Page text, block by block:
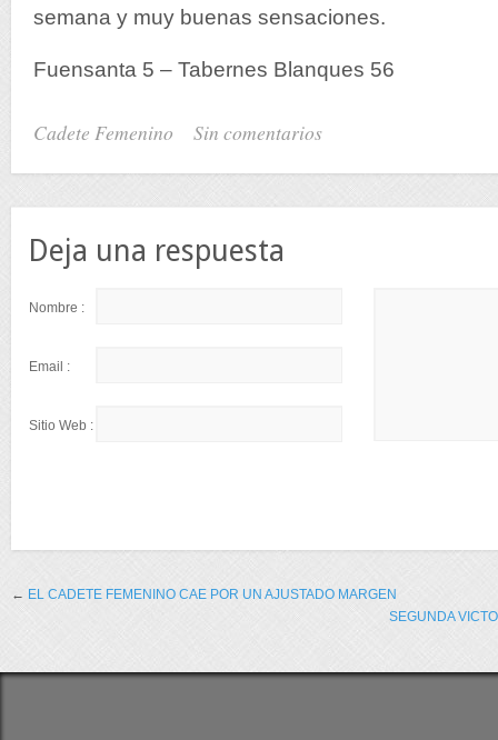
semana y muy buenas sensaciones.
Fuensanta 5 – Tabernes Blanques 56
Cadete Femenino Sin comentarios
Deja una respuesta
Nombre :
Email :
Sitio Web :
← EL CADETE FEMENINO CAE POR UN AJUSTADO MARGEN
SEGUNDA